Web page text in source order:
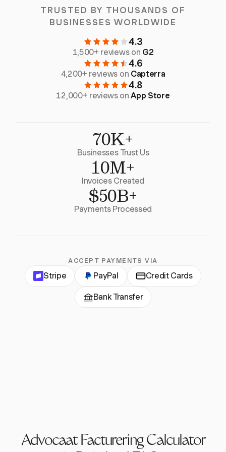
TRUSTED BY THOUSANDS OF
BUSINESSES WORLDWIDE
4.3
1,500+ reviews on G2
4.6
4,200+ reviews on Capterra
4.8
12,000+ reviews onApp Store
70K+
Businesses Trust Us
10M+
Invoices Created
$50B+
Payments Processed
ACCEPT PAYMENTS VIA
Stripe PayPal Credit Cards
Bank Transfer
Advocaat Facturering Calculator